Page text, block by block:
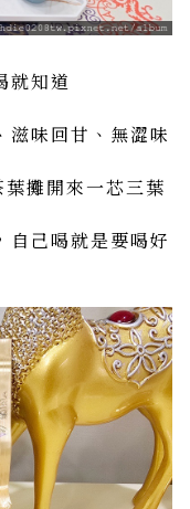
就知道
滋味回甘、無澀味
攤開來一芯三葉
自己喝就是要喝好